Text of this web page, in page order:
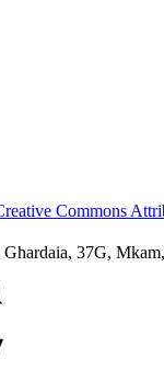
Commons
Ghardaia, 37G,